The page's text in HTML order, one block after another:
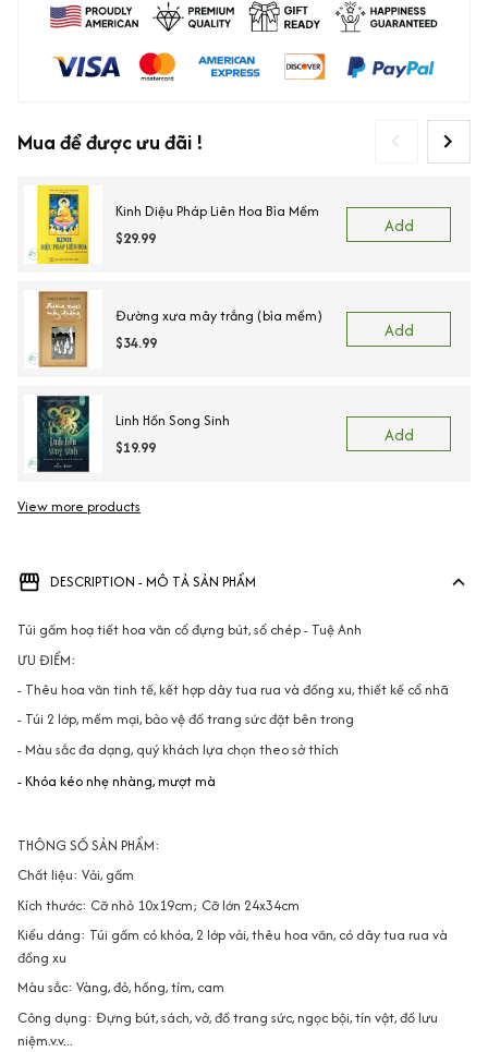
Mua để được ưu đãi !
Kinh Diệu Pháp Liên Hoa Bìa Mềm
$29.99
Add
Đường xưa mây trắng (bìa mềm)
$34.99
Add
Linh Hồn Song Sinh
$19.99
Add
View more products
DESCRIPTION - MÔ TẢ SẢN PHẨM
Túi gấm hoạ tiết hoa văn cổ đựng bút, sổ chép - Tuệ Anh
ƯU ĐIỂM:
- Thêu hoa văn tinh tế, kết hợp dây tua rua và đồng xu, thiết kế cổ nhã
- Túi 2 lớp, mềm mại, bảo vệ đồ trang sức đặt bên trong
- Màu sắc đa dạng, quý khách lựa chọn theo sở thích
- Khóa kéo nhẹ nhàng, mượt mà
THÔNG SỐ SẢN PHẨM:
Chất liệu: Vải, gấm
Kích thước: Cỡ nhỏ 10x19cm; Cỡ lớn 24x34cm
Kiểu dáng: Túi gấm có khóa, 2 lớp vải, thêu hoa văn, có dây tua rua và
đồng xu
Màu sắc: Vàng, đỏ, hồng, tím, cam
Công dụng: Đựng bút, sách, vở, đồ trang sức, ngọc bội, tín vật, đồ lưu
niệm.v.v...